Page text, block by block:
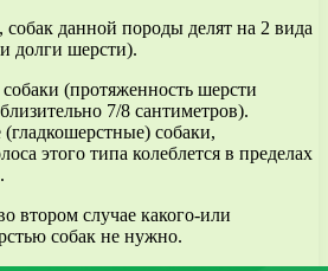
данной породы делят на 2 вида
долги шерсти).
(протяженность шерсти
7/8 сантиметров).
собаки,
этого типа колеблется в пределах
втором случае какого-или
собак не нужно.